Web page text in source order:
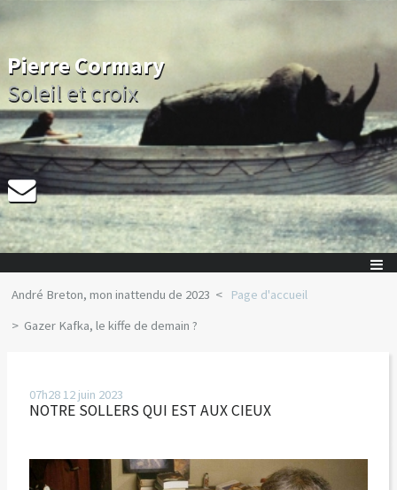
Pierre Cormary
Soleil et croix
André Breton, mon inattendu de 2023
Page d'accueil
Gazer Kafka, le kiffe de demain ?
07h2812 juin 2023
NOTRE SOLLERS QUI EST AUX CIEUX